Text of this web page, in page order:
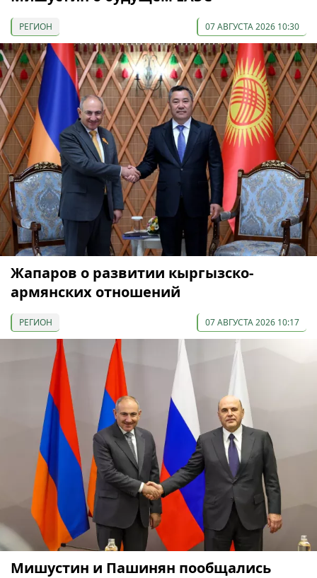
РЕГИОН 07 АВГУСТА 2026 10:30
Жапаров о развитии кыргызско-
армянских отношений
РЕГИОН 07 АВГУСТА 2026 10:17
Мишустин и Пашинян пообщались